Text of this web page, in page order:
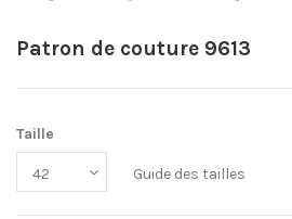
Patron de couture 9613
Taille
Guide des tailles